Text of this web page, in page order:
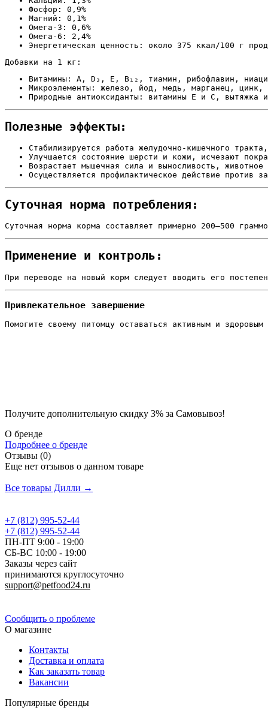
Фосфор: 0,9%
Магний: 0,1%
Омега-3: 0,6%
Омега-6: 2,4%
Энергетическая ценность: около 375 ккал/100 г
Добавки на 1 кг:
Витамины: A, D₃, E, B₁₂, тиамин, рибофлавин,
Микроэлементы: железо, йод, медь, марганец, цинк,
Природные антиоксиданты: витамины E и C, вытяжка
Полезные эффекты:
Стабилизируется работа желудочно-кишечного
Улучшается состояние шерсти и кожи, исчезают
Возрастает мышечная сила и выносливость,
Осуществляется профилактическое действие против
Суточная норма потребления:
Суточная норма корма составляет примерно 200–500
Применение и контроль:
При переводе на новый корм следует вводить его
Привлекательное завершение
Помогите своему питомцу оставаться активным и
Получите дополнительную скидку 3% за Самовывоз!
О бренде
Подробнее о бренде
Отзывы (0)
Еще нет отзывов о данном товаре
Все товары Дилли →
+7 (812) 995-52-44
+7 (812) 995-52-44
ПН-ПТ 9:00 - 19:00
СБ-ВС 10:00 - 19:00
Заказы через сайт
принимаются круглосуточно
support@petfood24.ru
Сообщить о проблеме
О магазине
Контакты
Доставка и оплата
Как заказать товар
Вакансии
Популярные бренды